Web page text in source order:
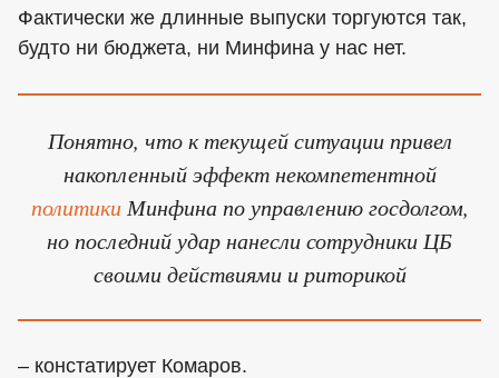
Фактически же длинные выпуски торгуются так,
будто ни бюджета, ни Минфина у нас нет.
Понятно, что к текущей ситуации привел
накопленный эффект некомпетентной
политикиМинфина по управлению госдолгом,
но последний удар нанесли сотрудники ЦБ
своими действиями и риторикой
– констатирует Комаров.